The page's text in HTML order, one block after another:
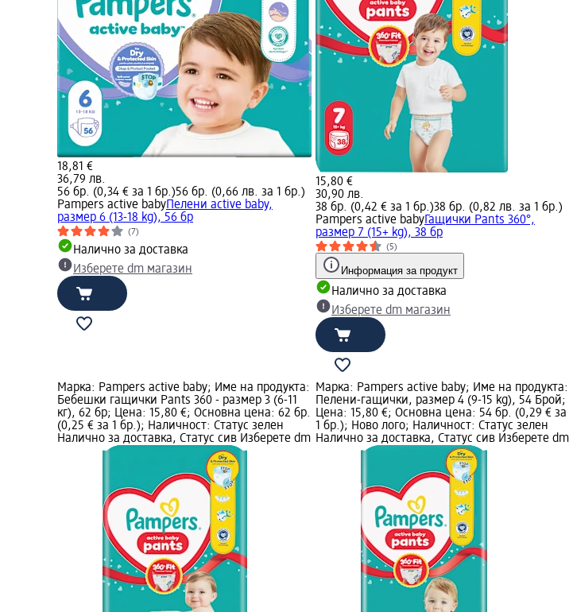
18,81 €
36,79 лв.
56 бр. (0,34 € за 1 бр.)56 бр. (0,66 лв. за 1 бр.)
Pampers active baby Пелени active baby,
размер 6 (13-18 kg), 56 бр
(7)
Налично за доставка
Изберете dm магазин
15,80 €
30,90 лв.
38 бр. (0,42 € за 1 бр.)38 бр. (0,82 лв. за 1 бр.)
Pampers active baby Гащички Pants 360°,
размер 7 (15+ kg), 38 бр
(5)
Информация за продукт
Налично за доставка
Изберете dm магазин
Марка: Pampers active baby; Име на продукта:
Бебешки гащички Pants 360 - размер 3 (6-11
кг), 62 бр; Цена: 15,80 €; Основна цена: 62 бр.
(0,25 € за 1 бр.); Наличност: Статус зелен
Налично за доставка, Статус сив Изберете dm
Марка: Pampers active baby; Име на продукта:
Пелени-гащички, размер 4 (9-15 kg), 54 Брой;
Цена: 15,80 €; Основна цена: 54 бр. (0,29 € за
1 бр.); Ново лого; Наличност: Статус зелен
Налично за доставка, Статус сив Изберете dm